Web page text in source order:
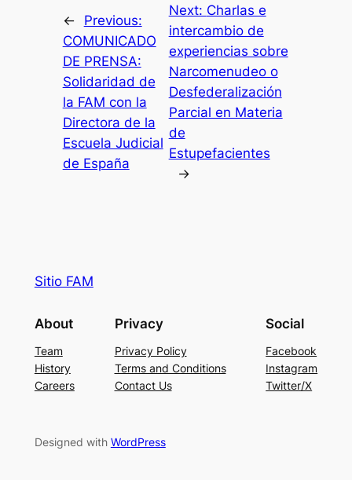
←
Previous:
COMUNICADO
DE PRENSA:
Solidaridad de
la FAM con la
Directora de la
Escuela Judicial
de España
Next: Charlas e
intercambio de
experiencias sobre
Narcomenudeo o
Desfederalización
Parcial en Materia
de
Estupefacientes
→
Sitio FAM
About
Team
History
Careers
Privacy
Privacy Policy
Terms and Conditions
Contact Us
Social
Facebook
Instagram
Twitter/X
Designed with WordPress